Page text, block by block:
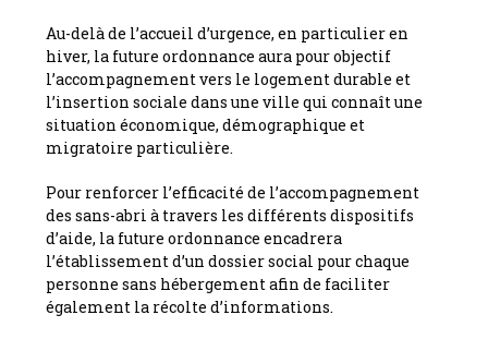
Au-delà de l’accueil d’urgence, en particulier en
hiver, la future ordonnance aura pour objectif
l’accompagnement vers le logement durable et
l’insertion sociale dans une ville qui connaît une
situation économique, démographique et
migratoire particulière.
Pour renforcer l’efficacité de l’accompagnement
des sans-abri à travers les différents dispositifs
d’aide, la future ordonnance encadrera
l’établissement d’un dossier social pour chaque
personne sans hébergement afin de faciliter
également la récolte d’informations.